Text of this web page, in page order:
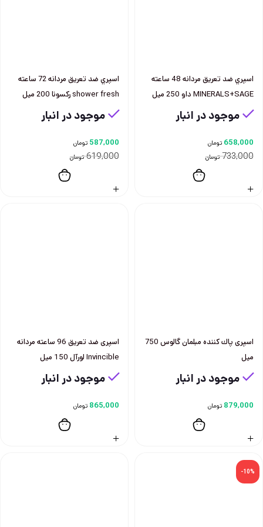
اسپري ضد تعريق مردانه 48 ساعته
MINERALS+SAGE داو 250 ميل
موجود در انبار
733,000 تومان
658,000 تومان
اسپري ضد تعريق مردانه 72 ساعته
shower fresh ركسونا 200 ميل
موجود در انبار
619,000 تومان
587,000 تومان
اسپری پاك كننده مبلمان گالوس 750
ميل
موجود در انبار
879,000 تومان
اسپری ضد تعريق 96 ساعته مردانه
Invincible لورآل 150 ميل
موجود در انبار
865,000 تومان
-10%